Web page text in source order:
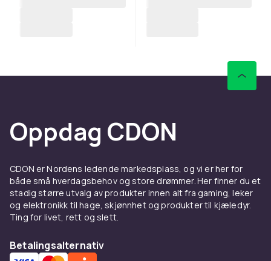
Oppdag CDON
CDON er Nordens ledende markedsplass, og vi er her for
både små hverdagsbehov og store drømmer. Her finner du et
stadig større utvalg av produkter innen alt fra gaming, leker
og elektronikk til hage, skjønnhet og produkter til kjæledyr.
Ting for livet, rett og slett.
Betalingsalternativ